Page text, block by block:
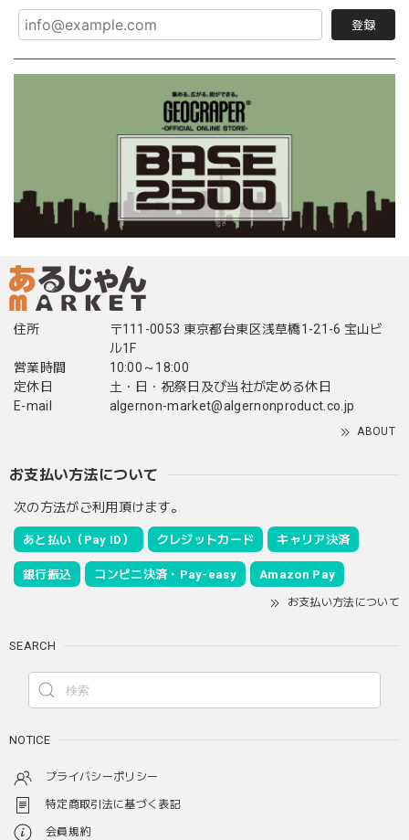
登録
住所
〒111-0053 東京都台東区浅草橋1-21-6 宝山ビ
ル1F
営業時間
10:00～18:00
定休日
土・日・祝祭日及び当社が定める休日
E-mail
algernon-market@algernonproduct.co.jp
ABOUT
お支払い方法について
次の方法がご利用頂けます。
あと払い（Pay ID） クレジットカード キャリア決済
銀行振込 コンビニ決済・Pay-easy Amazon Pay
お支払い方法について
SEARCH
NOTICE
プライバシーポリシー
特定商取引法に基づく表記
会員規約